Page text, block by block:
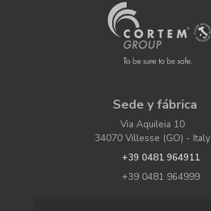
Sede y fábrica
Via Aquileia 10
34070 Villesse (GO) - Italy
+39 0481 964911
+39 0481 964999